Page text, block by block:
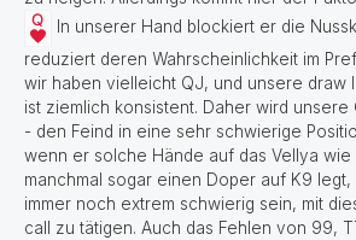
In unserer Hand blockiert er die
reduziert deren Wahrscheinlichkeit im
wir haben vielleicht QJ, und unsere draw
ist ziemlich konsistent. Daher wird unsere
- den Feind in eine sehr schwierige
wenn er solche Hände auf das Vellya wie
manchmal sogar einen Doper auf K9
immer noch extrem schwierig sein, mit
call zu tätigen. Auch das Fehlen von 99,